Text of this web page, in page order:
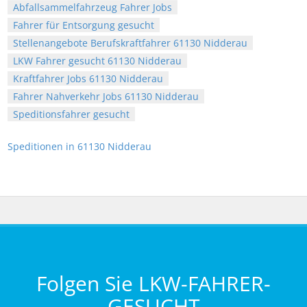
Abfallsammelfahrzeug Fahrer Jobs
Fahrer für Entsorgung gesucht
Stellenangebote Berufskraftfahrer 61130 Nidderau
LKW Fahrer gesucht 61130 Nidderau
Kraftfahrer Jobs 61130 Nidderau
Fahrer Nahverkehr Jobs 61130 Nidderau
Speditionsfahrer gesucht
Speditionen in 61130 Nidderau
Folgen Sie LKW-FAHRER-